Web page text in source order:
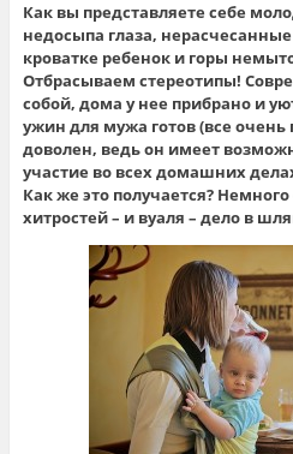
Как вы представляете себе
недосыпа глаза,
кроватке ребенок и горы
Отбрасываем стереотипы!
собой, дома у нее прибрано и
ужин для мужа готов (все очень
доволен, ведь он имеет
участие во всех домашних
Как же это получается?
хитростей – и вуаля – дело в